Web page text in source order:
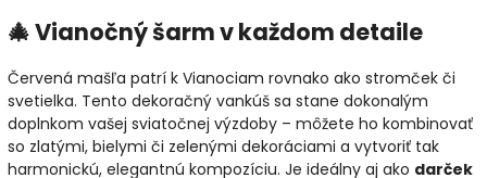
🎄 Vianočný šarm v každom detaile
Červená mašľa patrí k Vianociam rovnako ako stromček či
svetielka. Tento dekoračný vankúš sa stane dokonalým
doplnkom vašej sviatočnej výzdoby – môžete ho kombinovať
so zlatými, bielymi či zelenými dekoráciami a vytvoriť tak
harmonickú, elegantnú kompozíciu. Je ideálny aj ako darček